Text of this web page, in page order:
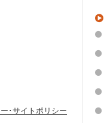
･サイトポリシー